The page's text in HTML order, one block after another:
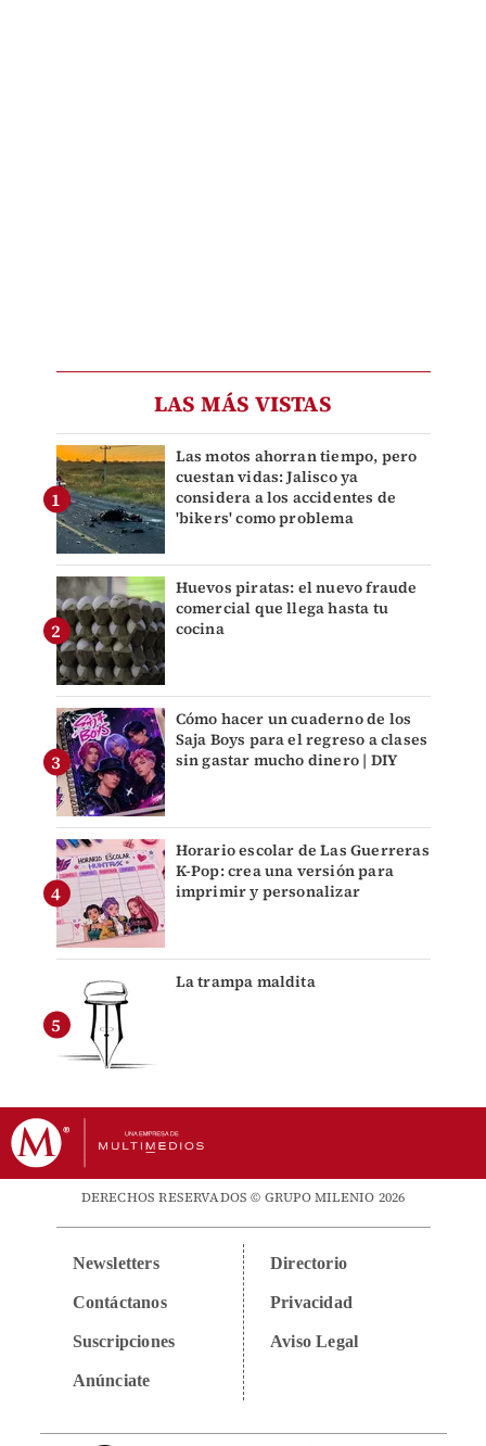
LAS MÁS VISTAS
Las motos ahorran tiempo, pero
cuestan vidas: Jalisco ya
considera a los accidentes de
'bikers' como problema
Huevos piratas: el nuevo fraude
comercial que llega hasta tu
cocina
Cómo hacer un cuaderno de los
Saja Boys para el regreso a clases
sin gastar mucho dinero | DIY
Horario escolar de Las Guerreras
K-Pop: crea una versión para
imprimir y personalizar
La trampa maldita
DERECHOS RESERVADOS © GRUPO MILENIO 2026
Newsletters
Contáctanos
Suscripciones
Anúnciate
Directorio
Privacidad
Aviso Legal